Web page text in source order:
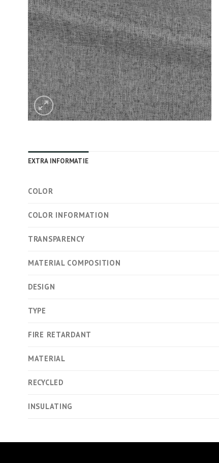
EXTRA INFORMATIE
COLOR
COLOR INFORMATION
TRANSPARENCY
MATERIAL COMPOSITION
DESIGN
TYPE
FIRE RETARDANT
MATERIAL
RECYCLED
INSULATING